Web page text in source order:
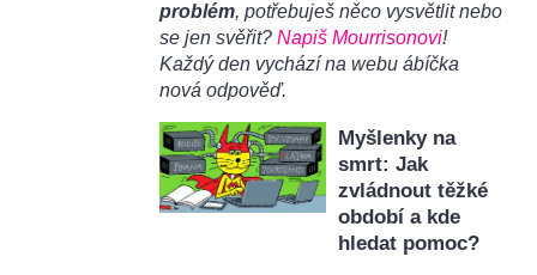
problém, potřebuješ něco vysvětlit nebo
se jen svěřit? Napiš Mourrisonovi!
Každý den vychází na webu ábíčka
nová odpověď.
Myšlenky na
smrt: Jak
zvládnout těžké
období a kde
hledat pomoc?